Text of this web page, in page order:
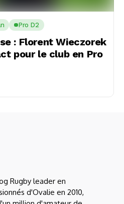
Pro D2
: Florent Wieczorek
pour le club en Pro
Rugby leader en
d'Ovalie en 2010,